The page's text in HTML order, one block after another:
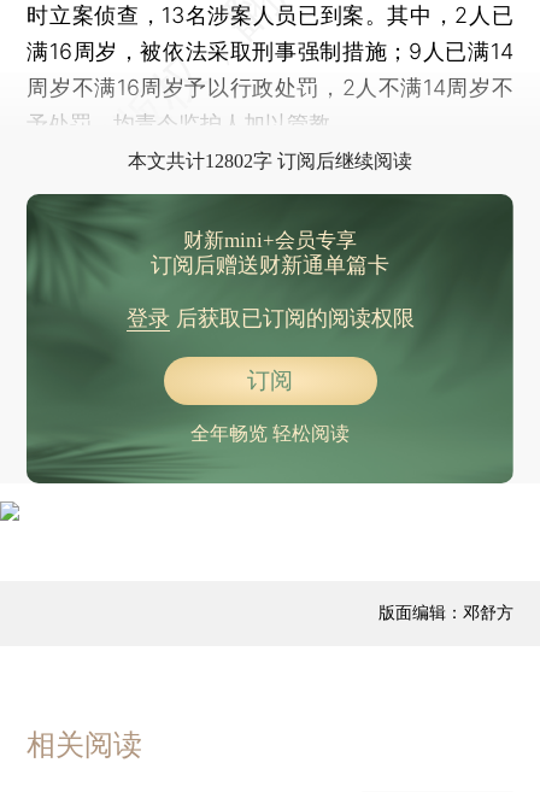
时立案侦查，13名涉案人员已到案。其中，2人已
满16周岁，被依法采取刑事强制措施；9人已满14
周岁不满16周岁予以行政处罚，2人不满14周岁不
予处罚，均责令监护人加以管教。
本文共计12802字 订阅后继续阅读
财新mini+会员专享
订阅后赠送财新通单篇卡
登录后获取已订阅的阅读权限
订阅
全年畅览 轻松阅读
版面编辑：邓舒方
相关阅读